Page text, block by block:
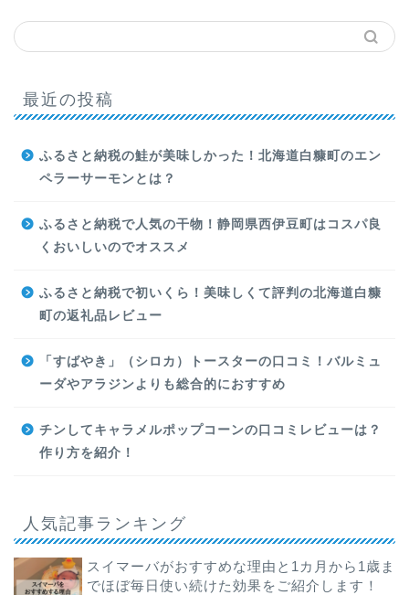
最近の投稿
ふるさと納税の鮭が美味しかった！北海道白糠町のエン
ペラーサーモンとは？
ふるさと納税で人気の干物！静岡県西伊豆町はコスパ良
くおいしいのでオススメ
ふるさと納税で初いくら！美味しくて評判の北海道白糠
町の返礼品レビュー
「すばやき」（シロカ）トースターの口コミ！バルミュ
ーダやアラジンよりも総合的におすすめ
チンしてキャラメルポップコーンの口コミレビューは？
作り方を紹介！
人気記事ランキング
スイマーバがおすすめな理由と1カ月から1歳ま
でほぼ毎日使い続けた効果をご紹介します！